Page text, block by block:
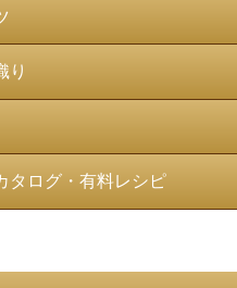
り
タログ・有料レシピ